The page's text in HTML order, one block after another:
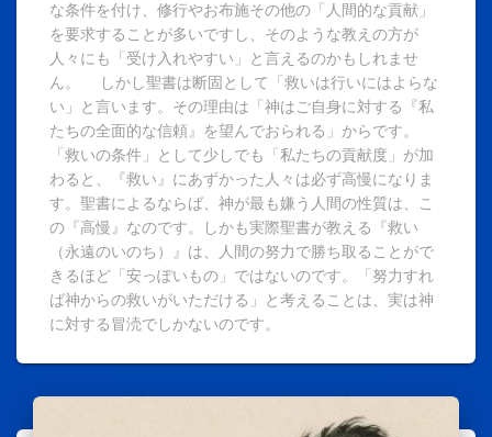
な条件を付け、修行やお布施その他の「人間的な貢献」
を要求することが多いですし、そのような教えの方が
人々にも「受け入れやすい」と言えるのかもしれませ
ん。 しかし聖書は断固として「救いは行いにはよらな
い」と言います。その理由は「神はご自身に対する『私
たちの全面的な信頼』を望んでおられる」からです。
「救いの条件」として少しでも「私たちの貢献度」が加
わると、『救い』にあずかった人々は必ず高慢になりま
す。聖書によるならば、神が最も嫌う人間の性質は、こ
の『高慢』なのです。しかも実際聖書が教える『救い
（永遠のいのち）』は、人間の努力で勝ち取ることがで
きるほど「安っぽいもの」ではないのです。「努力すれ
ば神からの救いがいただける」と考えることは、実は神
に対する冒涜でしかないのです。